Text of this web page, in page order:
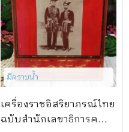
มีคราบน้ำ
เครื่องราชอิสริยาภรณ์ไทย
ฉบับสำนักเลขาธิการคณะ